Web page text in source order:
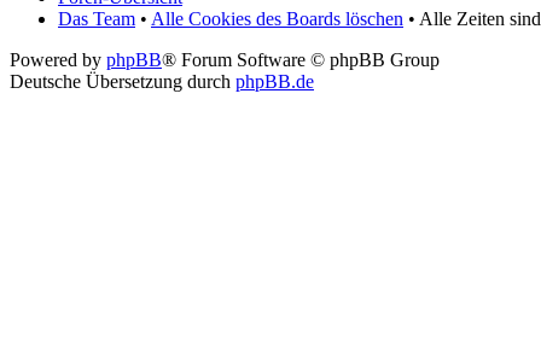
Das Team • Alle Cookies des Boards löschen • Alle Zeiten
Powered by phpBB® Forum Software © phpBB Group
Deutsche Übersetzung durch phpBB.de